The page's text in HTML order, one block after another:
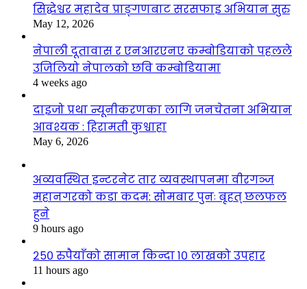
सिद्धेश्वर महादेव प्राङ्गणबाट सरसफाइ अभियान सुरु
May 12, 2026
नेपाली दूतावास र एनआरएनए कम्बोडियाको पहलले
उजिलियो नेपालको छवि कम्बोडियामा
4 weeks ago
दाइजो प्रथा न्यूनीकरणका लागि जनचेतना अभियान
आवश्यक : हिरामती कुश्वाहा
May 6, 2026
अव्यवस्थित इन्टरनेट तार व्यवस्थापनमा वीरगञ्ज
महानगरको कडा कदम: सोमबार पुनः बृहत् छलफल
हुने
9 hours ago
२५० रुपैयाँको सामान किन्दा १० लाखको उपहार
11 hours ago